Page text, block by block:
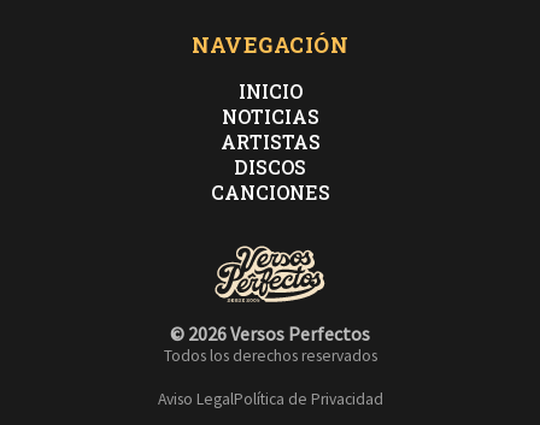
NAVEGACIÓN
INICIO
NOTICIAS
ARTISTAS
DISCOS
CANCIONES
© 2026 Versos Perfectos
Todos los derechos reservados
Aviso LegalPolítica de Privacidad